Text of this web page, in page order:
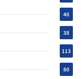
40
38
113
80